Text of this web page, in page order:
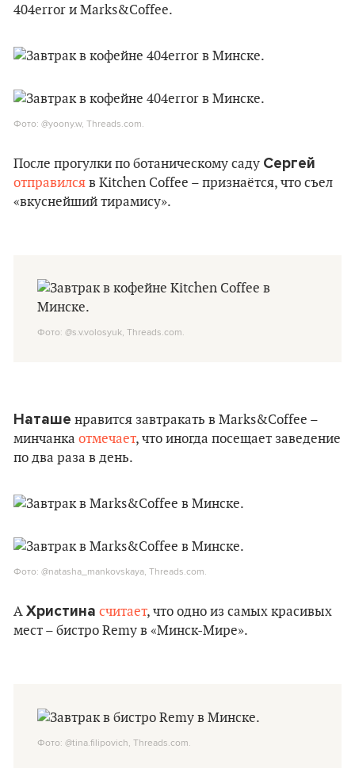
404error и Marks&Coffee.
Фото: @yoony.w, Threads.com.
После прогулки по ботаническому саду Сергей
отправился в Kitchen Coffee – признаётся, что съел
«вкуснейший тирамису».
Фото: @s.v.volosyuk, Threads.com.
Наташе нравится завтракать в Marks&Coffee –
минчанка отмечает, что иногда посещает заведение
по два раза в день.
Фото: @natasha_mankovskaya, Threads.com.
А Христина считает, что одно из самых красивых
мест – бистро Remy в «Минск-Мире».
Фото: @tina.filipovich, Threads.com.